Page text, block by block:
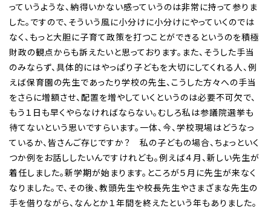
っていうような、納得いかない感っていうのは非常に持って参りま
した。ですので、そういう風に小分けに小分けにやっていくのでは
なく、もっと大胆に子育て政策を打つことができるというのを積極
財政の観点からも訴えたいと思っております。また、そうした手当
のみならず、具体的にはやっぱり子どもを大切にしてくれる人、例
えば保育園の先生であったり学校の先生、こうした方々への手当
をさらに増額させ、配置を増やしていくというのは必要不可欠で、
もう１日も早くやらなければならない。むしろ私は参議院選挙も
待てないという思いですらいます。一体、今、学校現場はどうなっ
ているか、皆さんご存じですか？ 私の子どもの場合、ちょっといく
つか例をお話ししたいんですけれども。例えば４月、新しい先生が
着任しました。新学期が始まります。ところが５月に先生が来なく
なりました。で、その後、教頭先生や校長先生やさまざまな先生の
手を借りながら、なんとか１年間を終えたという年もありました。